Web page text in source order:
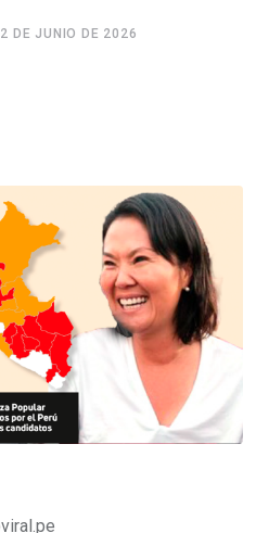
DE JUNIO DE 2026